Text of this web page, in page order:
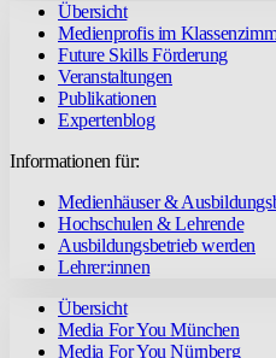
Übersicht
Medienprofis im
Future Skills Förderung
Veranstaltungen
Publikationen
Expertenblog
Informationen für:
Medienhäuser &
Hochschulen & Lehrende
Ausbildungsbetrieb werden
Lehrer:innen
Übersicht
Media For You München
Media For You Nürnberg